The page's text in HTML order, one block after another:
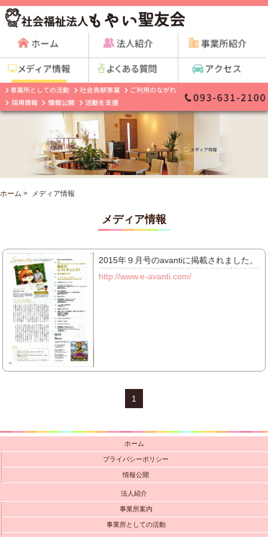
ホーム > メディア情報
メディア情報
2015年９月号のavantiに掲載されました。
http://www.e-avanti.com/
1
ホーム
プライバシーポリシー
情報公開
法人紹介
事業所案内
事業所としての活動